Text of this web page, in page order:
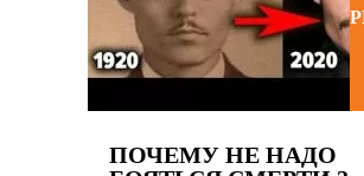
ПОЧЕМУ НЕ НАДО